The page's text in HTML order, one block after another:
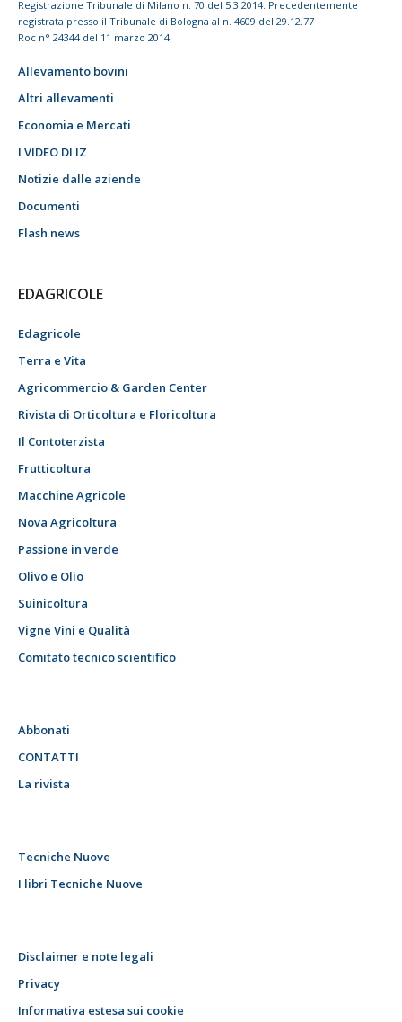
Registrazione Tribunale di Milano n. 70 del 5.3.2014. Precedentemente
registrata presso il Tribunale di Bologna al n. 4609 del 29.12.77
Roc n° 24344 del 11 marzo 2014
Allevamento bovini
Altri allevamenti
Economia e Mercati
I VIDEO DI IZ
Notizie dalle aziende
Documenti
Flash news
EDAGRICOLE
Edagricole
Terra e Vita
Agricommercio & Garden Center
Rivista di Orticoltura e Floricoltura
Il Contoterzista
Frutticoltura
Macchine Agricole
Nova Agricoltura
Passione in verde
Olivo e Olio
Suinicoltura
Vigne Vini e Qualità
Comitato tecnico scientifico
Abbonati
CONTATTI
La rivista
Tecniche Nuove
I libri Tecniche Nuove
Disclaimer e note legali
Privacy
Informativa estesa sui cookie